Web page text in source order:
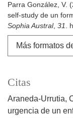
Parra González, V.
self-study de un
Sophia Austral, 31.
Más formatos
Citas
Araneda-Urrutia,
urgencia de un